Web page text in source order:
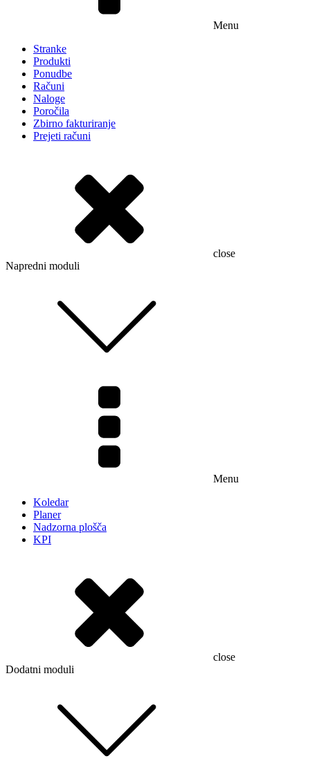
Menu
Stranke
Produkti
Ponudbe
Računi
Naloge
Poročila
Zbirno fakturiranje
Prejeti računi
close
Napredni moduli
Menu
Koledar
Planer
Nadzorna plošča
KPI
close
Dodatni moduli